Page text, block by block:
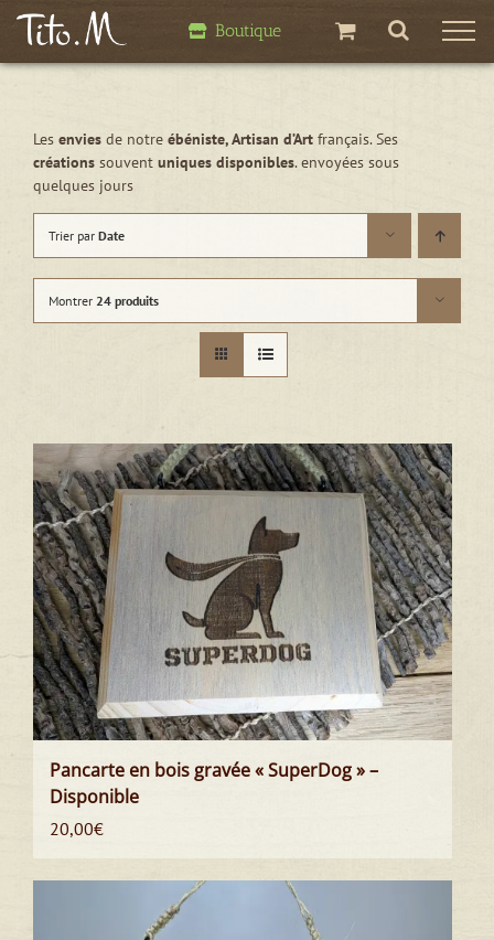
Passer
Boutique
Les envies de notre ébéniste, Artisan d’Art français. Ses
créations souvent uniques disponibles. envoyées sous
quelques jours
Trier par Date
Montrer 24 produits
Pancarte en bois gravée « SuperDog » –
Disponible
20,00€